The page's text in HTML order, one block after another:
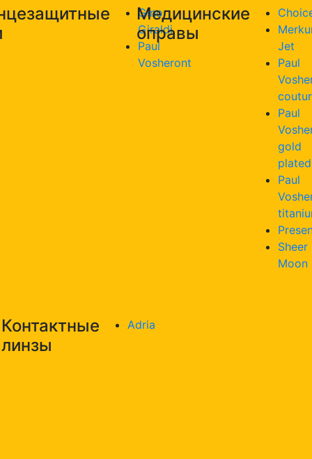
Gino
Giraldi
Paul
Vosheront
Медицинские
оправы
Jet
Paul
Paul
gold
plated
Paul
Sheer
Moon
Контактные
линзы
Adria